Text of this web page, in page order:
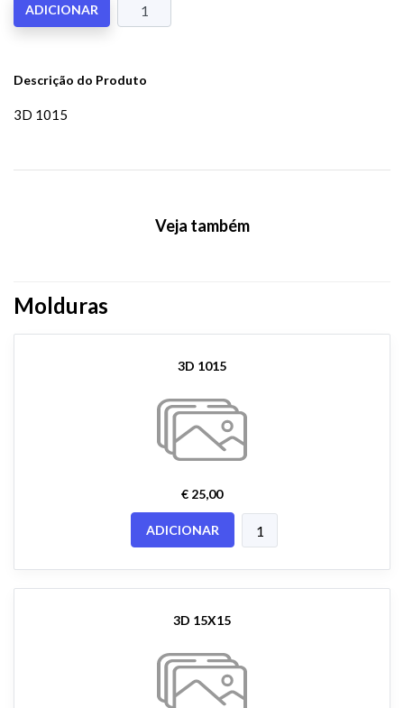
ADICIONAR
Descrição do Produto
3D 1015
Veja também
Molduras
3D 1015
€ 25,00
ADICIONAR
3D 15X15